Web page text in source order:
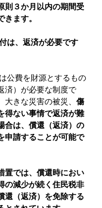
則３か月以内の期間受
ます。
は、返済が必要です
公費を財源とするもの
済）が必要な制度で
大きな災害の被災、 傷
得ない事情で返済が難
合は、償還（返済）の
申請することが可能で
置では、償還時におい
の減少が続く住民税非
還（返済）を免除する